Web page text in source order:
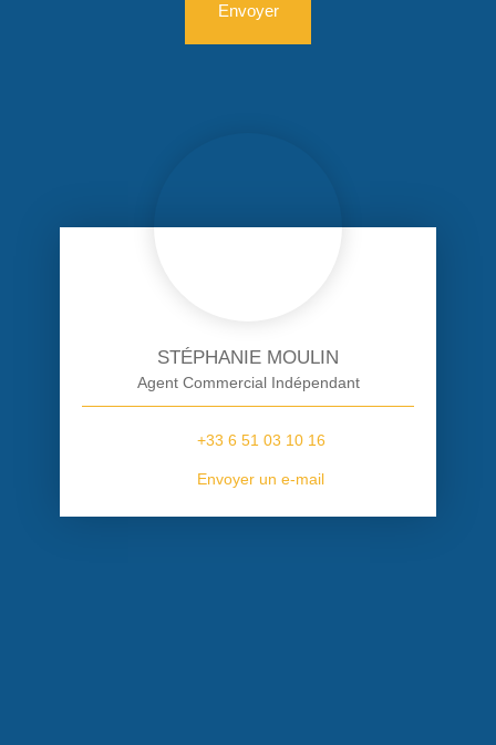
Envoyer
STÉPHANIE MOULIN
Agent Commercial Indépendant
+33 6 51 03 10 16
Envoyer un e-mail